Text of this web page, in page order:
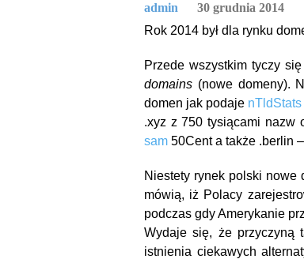
admin
30 grudnia 2014
Rok 2014 był dla rynku
Przede wszystkim tyczy
domains (nowe domeny).
domen jak podaje nTldStats
.xyz z 750 tysiącami nazw
sam 50Cent a także .berlin
Niestety rynek polski nowe
mówią, iż Polacy
podczas gdy Amerykanie
Wydaje się, że przyczyną
istnienia ciekawych